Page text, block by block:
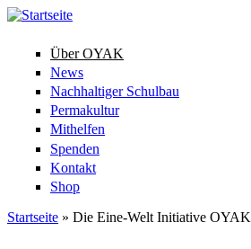
Über OYAK
News
Nachhaltiger Schulbau
Permakultur
Mithelfen
Spenden
Kontakt
Shop
Startseite » Die Eine-Welt Initiative OYAK